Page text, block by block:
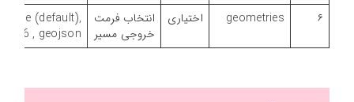
۶ geometries اختیاری
انتخاب فرمت
خروجی مسیر
(default),
, geojson